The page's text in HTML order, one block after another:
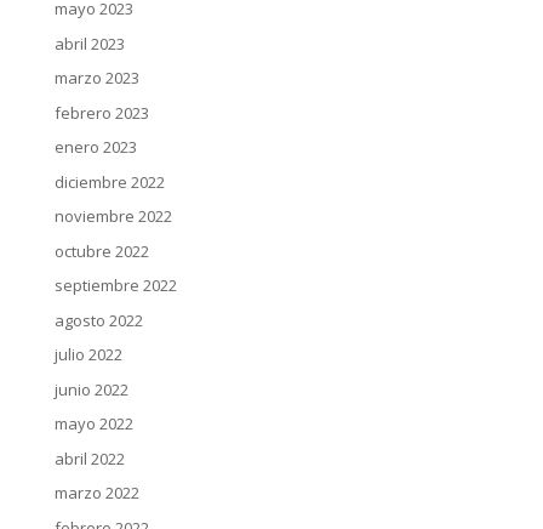
mayo 2023
abril 2023
marzo 2023
febrero 2023
enero 2023
diciembre 2022
noviembre 2022
octubre 2022
septiembre 2022
agosto 2022
julio 2022
junio 2022
mayo 2022
abril 2022
marzo 2022